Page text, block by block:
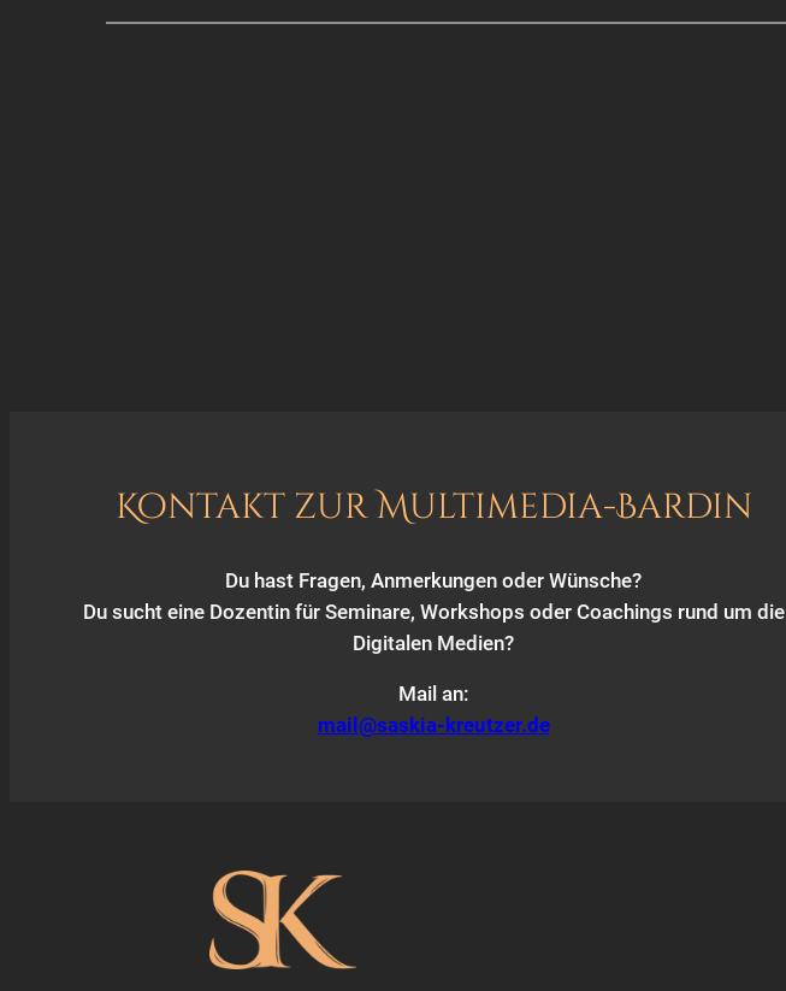
Kontakt zur Multimedia-Bardin
Du hast Fragen, Anmerkungen oder Wünsche?
Du sucht eine Dozentin für Seminare, Workshops oder Coachings rund um die
Digitalen Medien?
Mail an:
mail@saskia-kreutzer.de